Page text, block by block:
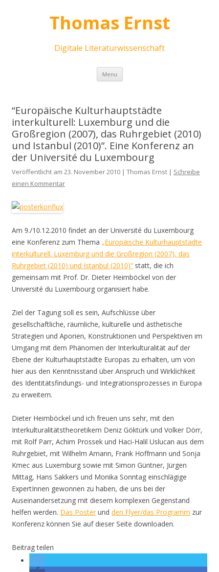
Thomas Ernst
Digitale Literaturwissenschaft
Menu Skip
content
“Europäische Kulturhauptstädte
interkulturell: Luxemburg und die
Großregion (2007), das Ruhrgebiet (2010)
und Istanbul (2010)”. Eine Konferenz an
der Université du Luxembourg
Veröffentlicht am 23. November 2010 | Thomas Ernst | Schreibe
einen Kommentar
Am 9./10.12.2010 findet an der Université du Luxembourg
eine Konferenz zum Thema „Europäische Kulturhauptstädte
interkulturell. Luxemburg und die Großregion (2007), das
Ruhrgebiet (2010) und Istanbul (2010)” statt, die ich
gemeinsam mit Prof. Dr. Dieter Heimböckel von der
Université du Luxembourg organisiert habe.
Ziel der Tagung soll es sein, Aufschlüsse über
gesellschaftliche, räumliche, kulturelle und ästhetische
Strategien und Aporien, Konstruktionen und Perspektiven im
Umgang mit dem Phänomen der Interkulturalität auf der
Ebene der Kulturhauptstädte Europas zu erhalten, um von
hier aus den Kenntnisstand über Anspruch und Wirklichkeit
des Identitätsfindungs- und Integrationsprozesses in Europa
zu erweitern.
Dieter Heimböckel und ich freuen uns sehr, mit den
Interkulturalitätstheoretikern Deniz Göktürk und Volker Dörr,
mit Rolf Parr, Achim Prossek und Haci-Halil Uslucan aus dem
Ruhrgebiet, mit Wilhelm Amann, Frank Hoffmann und Sonja
Kmec aus Luxemburg sowie mit Simon Güntner, Jürgen
Mittag, Hans Sakkers und Monika Sonntag einschlägige
ExpertInnen gewonnen zu haben, die uns bei der
Auseinandersetzung mit diesem komplexen Gegenstand
helfen werden. Das Posterund den Flyer/das Programm zur
Konferenz können Sie auf dieser Seite downloaden.
Beitrag teilen